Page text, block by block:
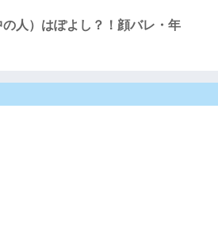
人）はぽよし？！顔バレ・年